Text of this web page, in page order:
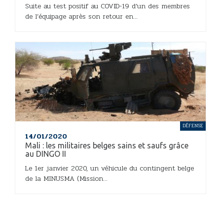
Suite au test positif au COVID-19 d’un des membres
de l’équipage après son retour en...
14/01/2020
Mali : les militaires belges sains et saufs grâce
au DINGO II
Le 1er janvier 2020, un véhicule du contingent belge
de la MINUSMA (Mission...
DÉFENSE